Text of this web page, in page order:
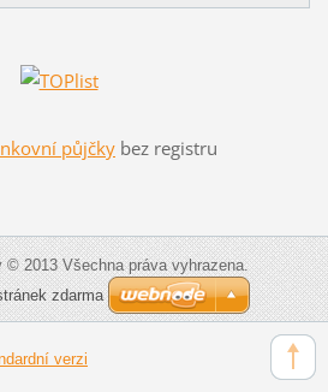
půjčky bez registru
© 2013 Všechna práva vyhrazena.
zdarma
verzi